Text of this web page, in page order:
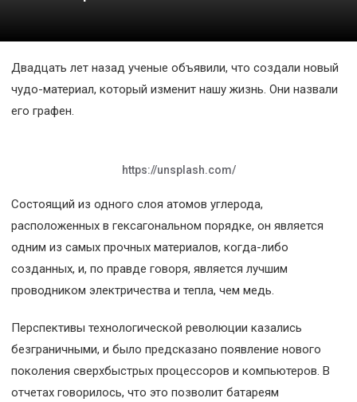
О
проекте
Двадцать лет назад ученые объявили, что создали новый
чудо-материал, который изменит нашу жизнь. Они назвали
его графен.
https://unsplash.com/
Состоящий из одного слоя атомов углерода,
расположенных в гексагональном порядке, он является
одним из самых прочных материалов, когда-либо
созданных, и, по правде говоря, является лучшим
проводником электричества и тепла, чем медь.
Перспективы технологической революции казались
безграничными, и было предсказано появление нового
поколения сверхбыстрых процессоров и компьютеров. В
отчетах говорилось, что это позволит батареям